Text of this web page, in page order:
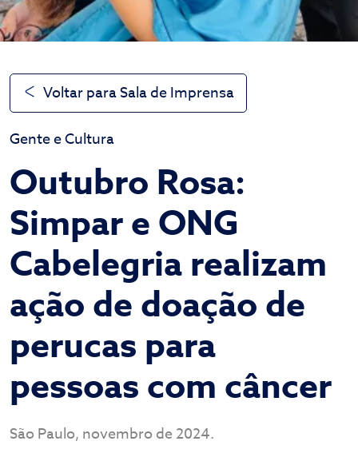
Voltar para Sala de Imprensa
Gente e Cultura
Outubro Rosa:
Simpar e ONG
Cabelegria realizam
ação de doação de
perucas para
pessoas com câncer
São Paulo, novembro de 2024.